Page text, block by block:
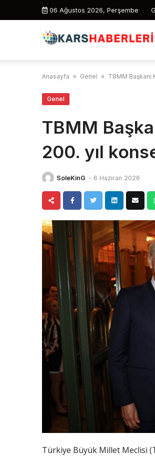
06 Ağustos 2026, Perşembe
Anasayfa » Genel » TBMM Başkanı
Genel
TBMM
200. yıl
SoleKinG - 6 Haziran 2026
Türkiye Büyük Millet Meclisi